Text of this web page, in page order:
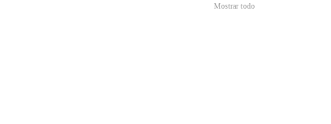
Mostrar todo